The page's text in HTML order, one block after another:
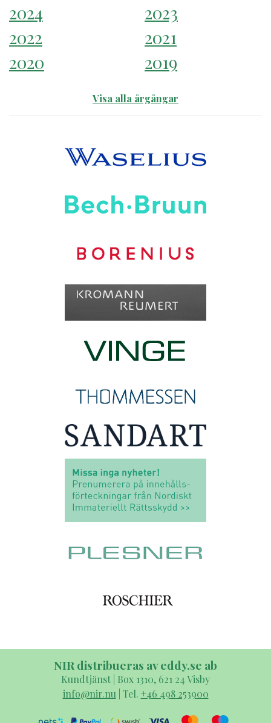
2024
2023
2022
2021
2020
2019
Visa alla årgångar
NIR distribueras av eddy.se ab
Kundtjänst | Box 1310, 621 24 Visby
info@nir.nu | Tel. +46 498 253900